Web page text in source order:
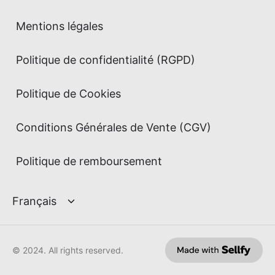
Mentions légales
Politique de confidentialité (RGPD)
Politique de Cookies
Conditions Générales de Vente (CGV)
Politique de remboursement
© 2024. All rights reserved.